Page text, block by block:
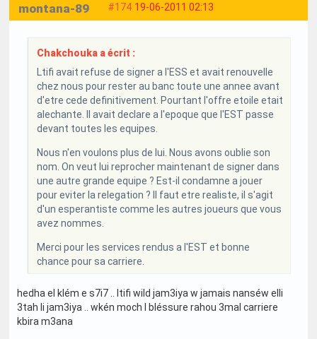
#174 19-06-2011 02:13
montana-89
Chakchouka a écrit :
Ltifi avait refuse de signer a l'ESS et avait renouvelle
chez nous pour rester au banc toute une annee avant
d'etre cede definitivement. Pourtant l'offre etoile etait
alechante. Il avait declare a l'epoque que l'EST passe
devant toutes les equipes.
Nous n'en voulons plus de lui. Nous avons oublie son
nom. On veut lui reprocher maintenant de signer dans
une autre grande equipe ? Est-il condamne a jouer
pour eviter la relegation ? Il faut etre realiste, il s'agit
d'un esperantiste comme les autres joueurs que vous
avez nommes.
Merci pour les services rendus a l'EST et bonne
chance pour sa carriere.
hedha el klém e s7i7 .. ltifi wild jam3iya w jamais nanséw elli
3tah li jam3iya .. wkén moch l bléssure rahou 3mal carriere
kbira m3ana